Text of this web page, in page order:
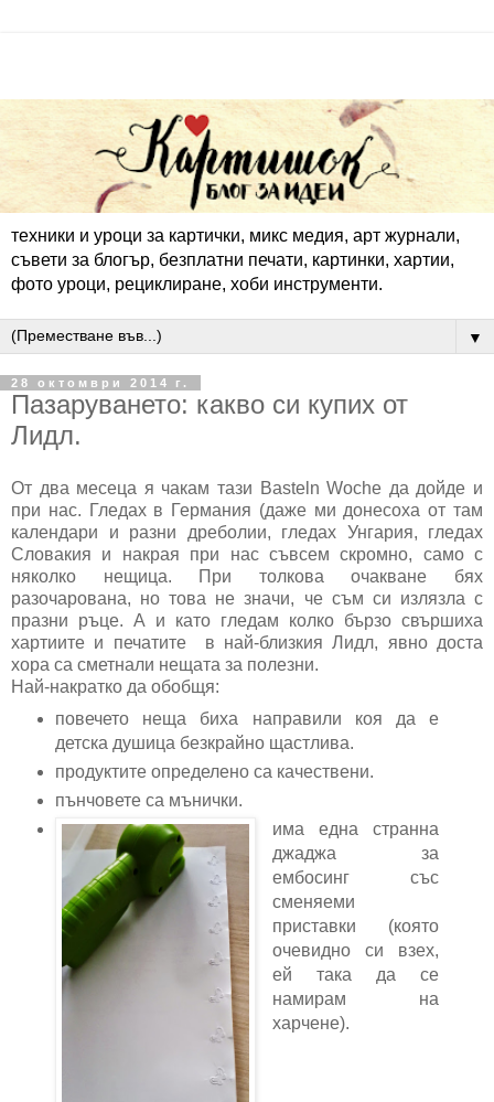
техники и уроци за картички, микс медия, арт журнали,
съвети за блогър, безплатни печати, картинки, хартии,
фото уроци, рециклиране, хоби инструменти.
▼
28 октомври 2014 г.
Пазаруването: какво си купих от
Лидл.
От два месеца я чакам тази Basteln Woche да дойде и
при нас. Гледах в Германия (даже ми донесоха от там
календари и разни дреболии, гледах Унгария, гледах
Словакия и накрая при нас съвсем скромно, само с
няколко нещица. При толкова очакване бях
разочарована, но това не значи, че съм си излязла с
празни ръце. А и като гледам колко бързо свършиха
хартиите и печатите в най-близкия Лидл, явно доста
хора са сметнали нещата за полезни.
Най-накратко да обобщя:
повечето неща биха направили коя да е
детска душица безкрайно щастлива.
продуктите определено са качествени.
пънчовете са мънички.
има една странна
джаджа за
ембосинг със
сменяеми
приставки (която
очевидно си взех,
ей така да се
намирам на
харчене).